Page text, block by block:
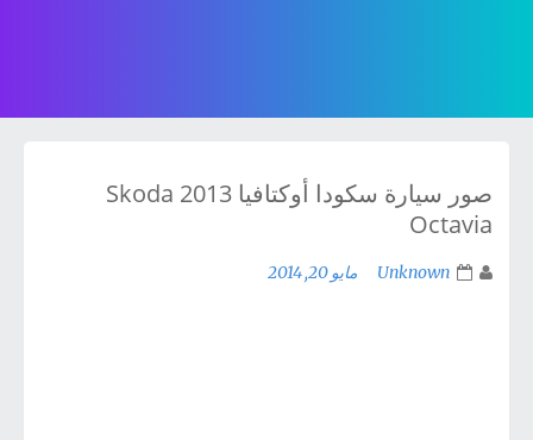
صور سيارة سكودا أوكتافيا 2013 Skoda
Octavia
Unknown مايو 20, 2014